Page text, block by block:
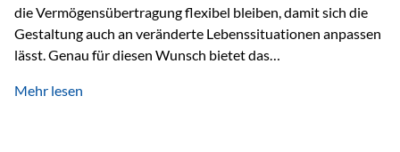
die Vermögensübertragung flexibel bleiben, damit sich die
Gestaltung auch an veränderte Lebenssituationen anpassen
lässt. Genau für diesen Wunsch bietet das
Vienna-Life eine interessante Lösung. Es ermöglicht,
Mehr lesen